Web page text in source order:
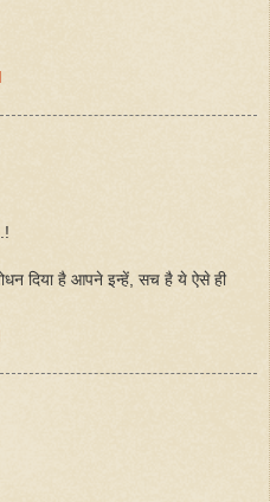
दिया है आपने इन्हें, सच है ये ऐसे ही